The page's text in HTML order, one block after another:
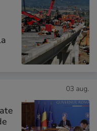
03 aug.